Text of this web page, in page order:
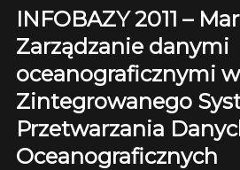
INFOBAZY 2011 –
Zarządzanie danymi
oceanograficznymi
Zintegrowanego
Przetwarzania
Oceanograficznych